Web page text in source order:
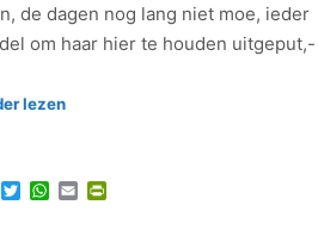
de dagen nog lang niet moe, ieder
om haar hier te houden uitgeput,-
lezen
Facebook
TwitterWhatsApp
Email